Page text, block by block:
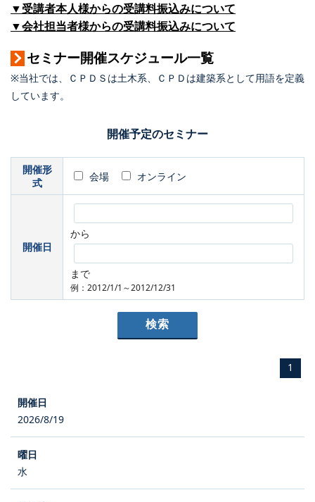
▼受講者本人様からの受講料振込みについて
▼会社担当者様からの受講料振込みについて
セミナー開催スケジュール一覧
※当社では、ＣＰＤＳは土木系、ＣＰＤは建築系として用語を定義
しています。
開催予定のセミナー
開催形
式
会場 オンライン
開催日
から
まで
例：2012/1/1～2012/12/31
1
2026/8/19
水